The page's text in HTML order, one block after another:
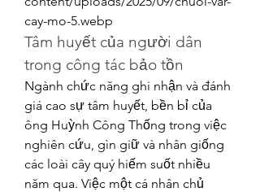
cay-mo-5.webp
Tâm huyết của người dân
trong công tác bảo tồn
Ngành chức năng ghi nhận và đánh
giá cao sự tâm huyết, bền bỉ của
ông Huỳnh Công Thống trong việc
nghiên cứu, gìn giữ và nhân giống
các loài cây quý hiếm suốt nhiều
năm qua. Việc một cá nhân chủ